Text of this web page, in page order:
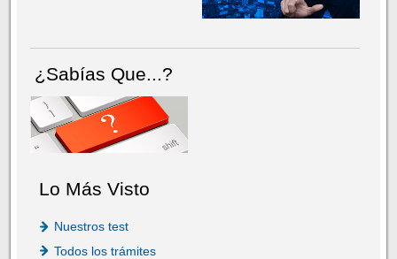
¿Sabías Que...?
Lo Más Visto
Nuestros test
Todos los trámites